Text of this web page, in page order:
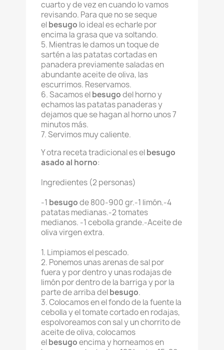
cuarto y de vez en cuando lo vamos
revisando. Para que no se seque
elbesugo lo ideal es echarle por
encima la grasa que va soltando.
5. Mientras le damos un toque de
sartén a las patatas cortadas en
panadera previamente saladas en
abundante aceite de oliva, las
escurrimos. Reservamos.
6. Sacamos elbesugodel horno y
echamos las patatas panaderas y
dejamos que se hagan al horno unos 7
minutos más.
7. Servimos muy caliente.
Y otra receta tradicional es elbesugo
asado al horno:
Ingredientes (2 personas)
-1 besugode 800-900 gr.-1 limón.-4
patatas medianas.-2 tomates
medianos. -1 cebolla grande.-Aceite de
oliva virgen extra.
1. Limpiamos el pescado.
2. Ponemos unas arenas de sal por
fuera y por dentro y unas rodajas de
limón por dentro de la barriga y por la
parte de arriba delbesugo.
3. Colocamos en el fondo de la fuente la
cebolla y el tomate cortado en rodajas,
espolvoreamos con sal y un chorrito de
aceite de oliva, colocamos
elbesugoencima y horneamos en